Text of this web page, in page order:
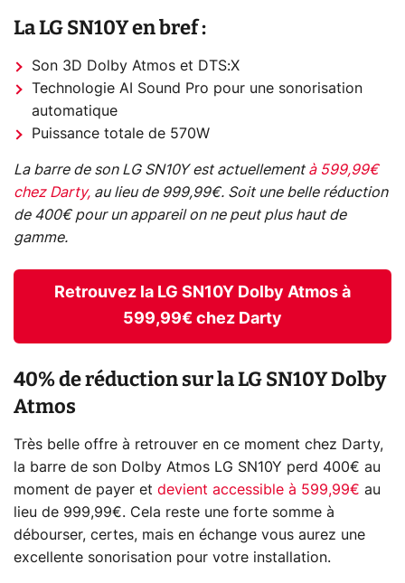
La LG SN10Y en bref :
Son 3D Dolby Atmos et DTS:X
Technologie AI Sound Pro pour une sonorisation
automatique
Puissance totale de 570W
La barre de son LG SN10Y est actuellement à 599,99€
chez Darty, au lieu de 999,99€. Soit une belle réduction
de 400€ pour un appareil on ne peut plus haut de
gamme.
Retrouvez la LG SN10Y Dolby Atmos à
599,99€ chez Darty
40% de réduction sur la LG SN10Y Dolby
Atmos
Très belle offre à retrouver en ce moment chez Darty,
la barre de son Dolby Atmos LG SN10Y perd 400€ au
moment de payer et devient accessible à 599,99€ au
lieu de 999,99€. Cela reste une forte somme à
débourser, certes, mais en échange vous aurez une
excellente sonorisation pour votre installation.